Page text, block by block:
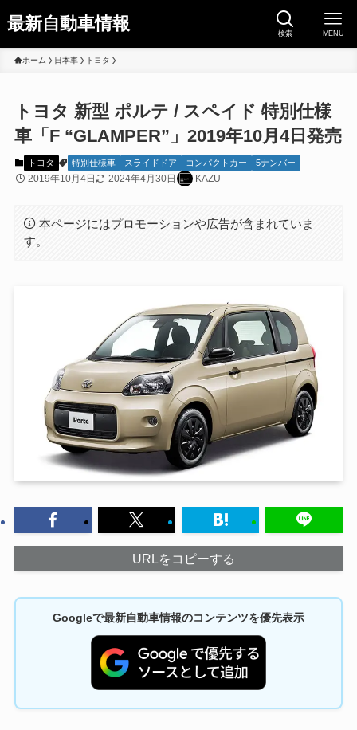
最新自動車情報 検索 MENU
ホーム 日本車 トヨタ
トヨタ 新型 ポルテ / スペイド 特別仕様
車「F “GLAMPER”」2019年10月4日発売
トヨタ 特別仕様車 スライドドア コンパクトカー 5ナンバー
2019年10月4日 2024年4月30日 KAZU
本ページにはプロモーションや広告が含まれていま
す。
URLをコピーする
Googleで最新自動車情報のコンテンツを優先表示